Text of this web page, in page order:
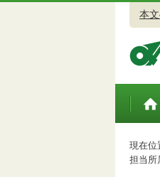
本
トッ
現在位
担当所